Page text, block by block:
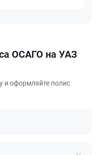
ОСАГО на УАЗ
и оформляйте полис